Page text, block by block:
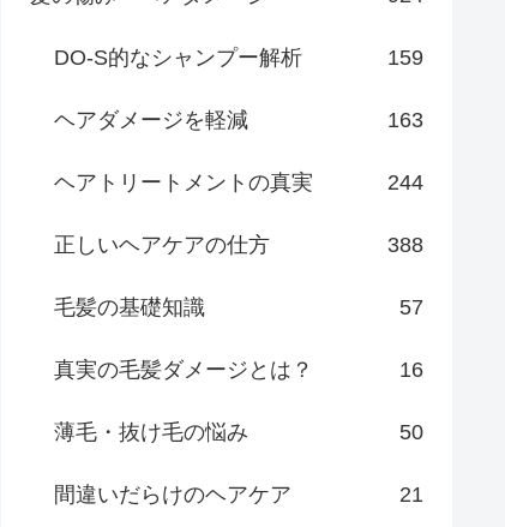
DO-S的なシャンプー解析 159
ヘアダメージを軽減 163
ヘアトリートメントの真実 244
正しいヘアケアの仕方 388
毛髪の基礎知識 57
真実の毛髪ダメージとは？ 16
薄毛・抜け毛の悩み 50
間違いだらけのヘアケア 21